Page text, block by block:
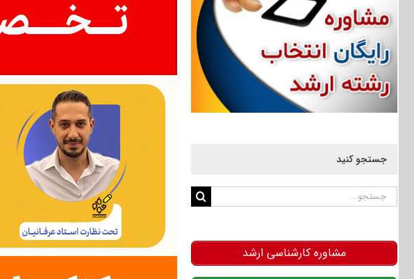
جستجو کنید
جستجو
مشاوره کارشناسی ارشد